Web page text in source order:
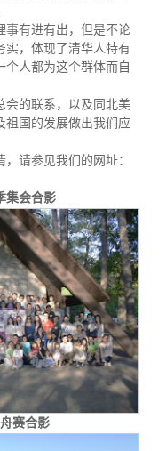
事有进有出，但是不论
实，体现了清华人特有
个人都为这个群体而自
会的联系，以及同北美
祖国的发展做出我们应
请参见我们的网址：
集会合影
赛合影